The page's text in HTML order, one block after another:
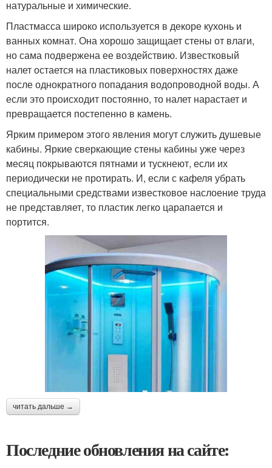
натуральные и химические.
Пластмасса широко используется в декоре кухонь и
ванных комнат. Она хорошо защищает стены от влаги,
но сама подвержена ее воздействию. Известковый
налет остается на пластиковых поверхностях даже
после однократного попадания водопроводной воды. А
если это происходит постоянно, то налет нарастает и
превращается постепенно в камень.
Ярким примером этого явления могут служить душевые
кабины. Яркие сверкающие стены кабины уже через
месяц покрываются пятнами и тускнеют, если их
периодически не протирать. И, если с кафеля убрать
специальными средствами известковое наслоение труда
не представляет, то пластик легко царапается и
портится.
читать дальше →
Последние обновления на сайте: